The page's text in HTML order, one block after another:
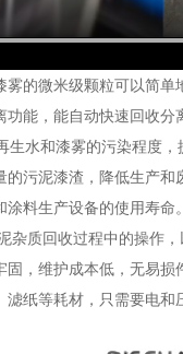
微米级颗粒可以简单
，能自动快速回收分
水和漆雾的污染程度，
泥漆渣，降低生产和
料生产设备的使用寿命。
质回收过程中的操作，
维护成本低，无易损
等耗材，只需要电和